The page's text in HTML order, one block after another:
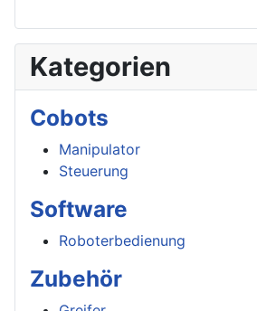
Kategorien
Cobots
Manipulator
Steuerung
Software
Roboterbedienung
Zubehör